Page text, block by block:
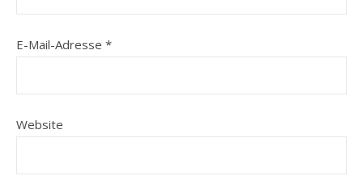
E-Mail-Adresse *
Website